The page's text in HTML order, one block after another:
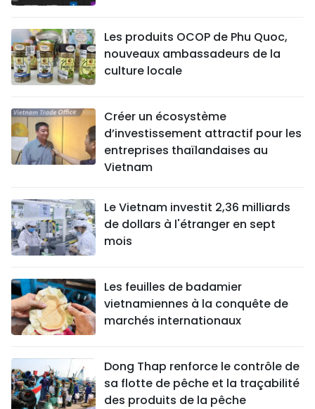
Les produits OCOP de Phu Quoc,
nouveaux ambassadeurs de la
culture locale
Créer un écosystème
d’investissement attractif pour les
entreprises thaïlandaises au
Vietnam
Le Vietnam investit 2,36 milliards
de dollars à l'étranger en sept
mois
Les feuilles de badamier
vietnamiennes à la conquête de
marchés internationaux
Dong Thap renforce le contrôle de
sa flotte de pêche et la traçabilité
des produits de la pêche